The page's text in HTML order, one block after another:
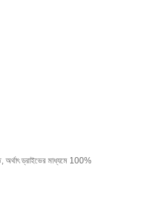
অর্থাৎ ড্রাইভের মাধ্যমে 100%